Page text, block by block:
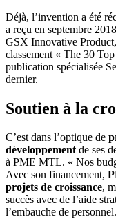
Déjà, l’invention a été
a reçu en septembre
GSX Innovative Product,
classement « The 30
publication spécialisée
dernier.
Soutien à la
C’est dans l’optique de
développementde ses
à PME MTL. « Nos
Avec son financement,
projets de croissance,
succès avec de l’aide
l’embauche de